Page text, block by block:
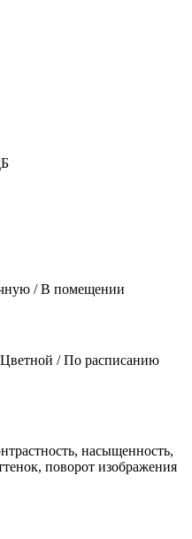
/ В помещении
/ По расписанию
насыщенность,
поворот изображения